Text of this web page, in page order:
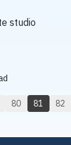
studio
80 81 82